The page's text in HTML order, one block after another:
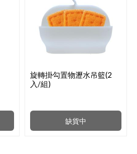
缺貨中
旋轉掛勾置物瀝水吊籃(2
入/組)